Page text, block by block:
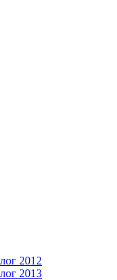
2012
2013